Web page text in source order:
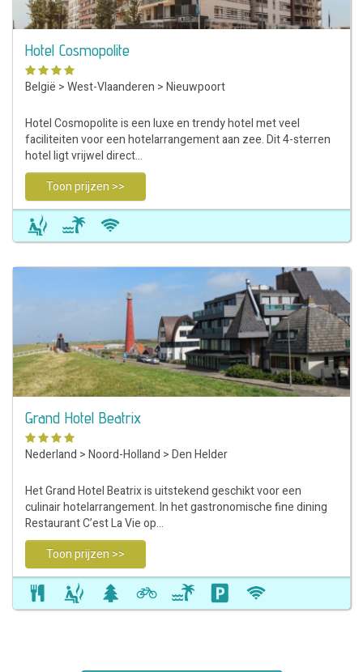
Hotel Cosmopolite
België >West-Vlaanderen >Nieuwpoort
Hotel Cosmopolite is een luxe en trendy hotel met veel
faciliteiten voor een hotelarrangement aan zee. Dit 4-sterren
hotel ligt vrijwel direct…
Toon prijzen >>
Grand Hotel Beatrix
Nederland >Noord-Holland >Den Helder
Het Grand Hotel Beatrix is uitstekend geschikt voor een
culinair hotelarrangement. In het gastronomische fine dining
Restaurant C’est La Vie op…
Toon prijzen >>